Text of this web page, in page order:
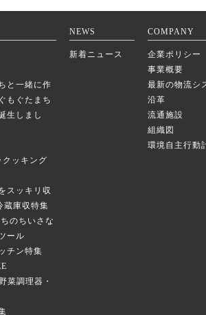
と一緒に作
もぐたまち
生しまし
クッキング
スッキリ収
蔵庫収特集
のちいさな
ール
チン特集
菜調理器・
NEWS
新着ニュース
COMPANY
企業ポリシー
事業概要
最新の物流シ
沿革
流通施設
組織図
環境自主行動